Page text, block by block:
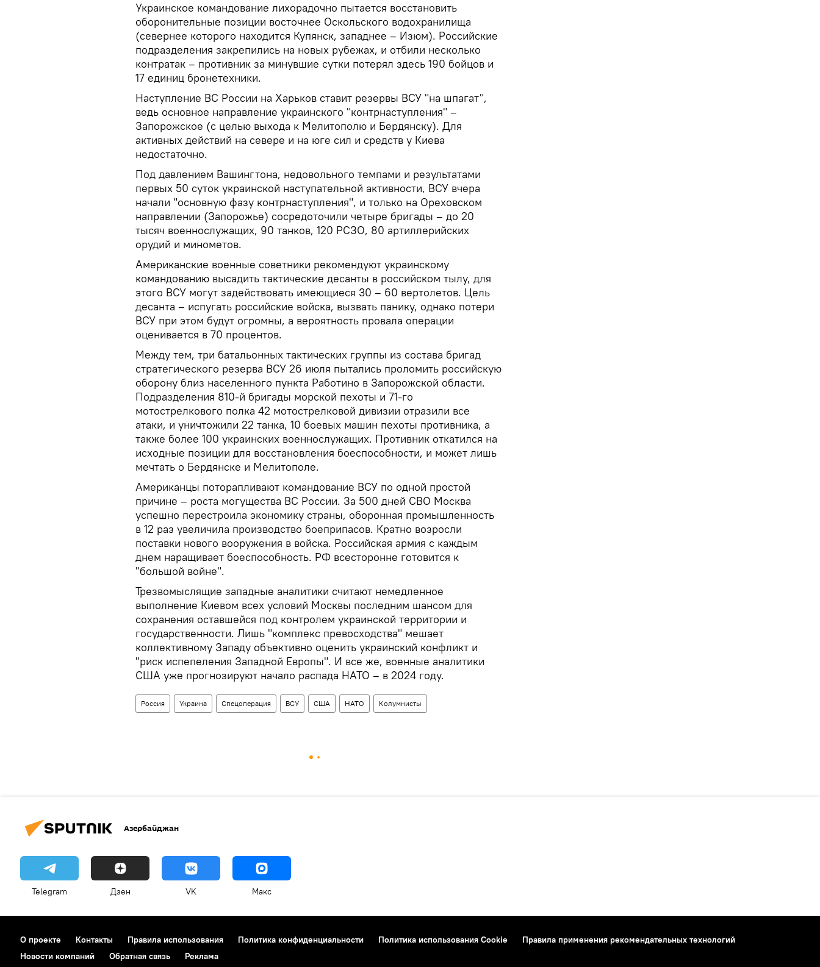
Украинское командование лихорадочно пытается восстановить
оборонительные позиции восточнее Оскольского водохранилища
(севернее которого находится Купянск, западнее – Изюм). Российские
подразделения закрепились на новых рубежах, и отбили несколько
контратак – противник за минувшие сутки потерял здесь 190 бойцов и
17 единиц бронетехники.
Наступление ВС России на Харьков ставит резервы ВСУ "на шпагат",
ведь основное направление украинского "контрнаступления" –
Запорожское (с целью выхода к Мелитополю и Бердянску). Для
активных действий на севере и на юге сил и средств у Киева
недостаточно.
Под давлением Вашингтона, недовольного темпами и результатами
первых 50 суток украинской наступательной активности, ВСУ вчера
начали "основную фазу контрнаступления", и только на Ореховском
направлении (Запорожье) сосредоточили четыре бригады – до 20
тысяч военнослужащих, 90 танков, 120 РСЗО, 80 артиллерийских
орудий и минометов.
Американские военные советники рекомендуют украинскому
командованию высадить тактические десанты в российском тылу, для
этого ВСУ могут задействовать имеющиеся 30 – 60 вертолетов. Цель
десанта – испугать российские войска, вызвать панику, однако потери
ВСУ при этом будут огромны, а вероятность провала операции
оценивается в 70 процентов.
Между тем, три батальонных тактических группы из состава бригад
стратегического резерва ВСУ 26 июля пытались проломить российскую
оборону близ населенного пункта Работино в Запорожской области.
Подразделения 810-й бригады морской пехоты и 71-го
мотострелкового полка 42 мотострелковой дивизии отразили все
атаки, и уничтожили 22 танка, 10 боевых машин пехоты противника, а
также более 100 украинских военнослужащих. Противник откатился на
исходные позиции для восстановления боеспособности, и может лишь
мечтать о Бердянске и Мелитополе.
Американцы поторапливают командование ВСУ по одной простой
причине – роста могущества ВС России. За 500 дней СВО Москва
успешно перестроила экономику страны, оборонная промышленность
в 12 раз увеличила производство боеприпасов. Кратно возросли
поставки нового вооружения в войска. Российская армия с каждым
днем наращивает боеспособность. РФ всесторонне готовится к
"большой войне".
Трезвомыслящие западные аналитики считают немедленное
выполнение Киевом всех условий Москвы последним шансом для
сохранения оставшейся под контролем украинской территории и
государственности. Лишь "комплекс превосходства" мешает
коллективному Западу объективно оценить украинский конфликт и
"риск испепеления Западной Европы". И все же, военные аналитики
США уже прогнозируют начало распада НАТО – в 2024 году.
Россия Украина Спецоперация ВСУ США НАТО Колумнисты
Азербайджан
Telegram Дзен VK Макс
О проекте Контакты Правила использования Политика конфиденциальности Политика использования Cookie
Правила применения рекомендательных технологий
Новости компаний
Обратная связь Реклама